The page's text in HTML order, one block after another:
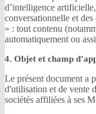
d’intelligence
conversationnelle et
» : tout contenu
automatiquement ou
4. Objet et champ
Le présent document a
d'utilisation et de vente
sociétés affiliées à ses